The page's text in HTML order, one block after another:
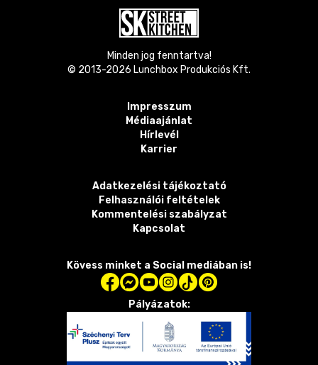
Minden jog fenntartva!
© 2013-2026 Lunchbox Produkciós Kft.
Impresszum
Médiaajánlat
Hírlevél
Karrier
Adatkezelési tájékoztató
Felhasználói feltételek
Kommentelési szabályzat
Kapcsolat
Kövess minket a Social mediában is!
Pályázatok: